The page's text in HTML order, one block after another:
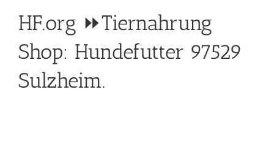
HF.org ⏩Tiernahrung
Shop: Hundefutter 97529
Sulzheim.